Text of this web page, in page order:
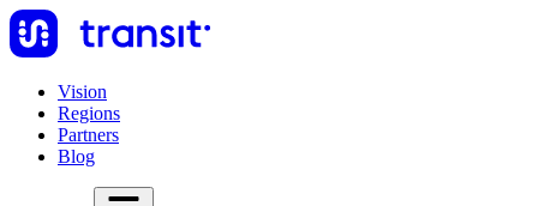
Vision
Regions
Partners
Blog